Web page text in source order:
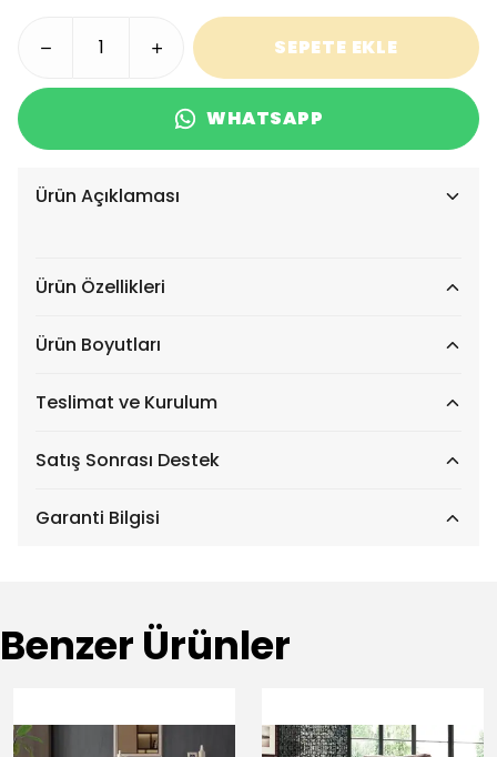
SEPETE EKLE
WHATSAPP
Ürün Açıklaması
Ürün Özellikleri
Ürün Boyutları
Teslimat ve Kurulum
Satış Sonrası Destek
Garanti Bilgisi
Benzer Ürünler